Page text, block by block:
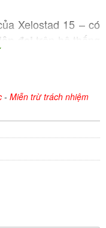
Xelostad 15 – có
đại trên hệ thống
yếu tố Xa
cách ức chế yếu tố
đường nội sinh và
- Miễn trừ trách nhiệm